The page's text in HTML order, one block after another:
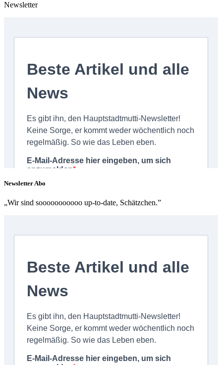
Newsletter
Newsletter Abo
„Wir sind sooooooooooo up-to-date, Schätzchen.”